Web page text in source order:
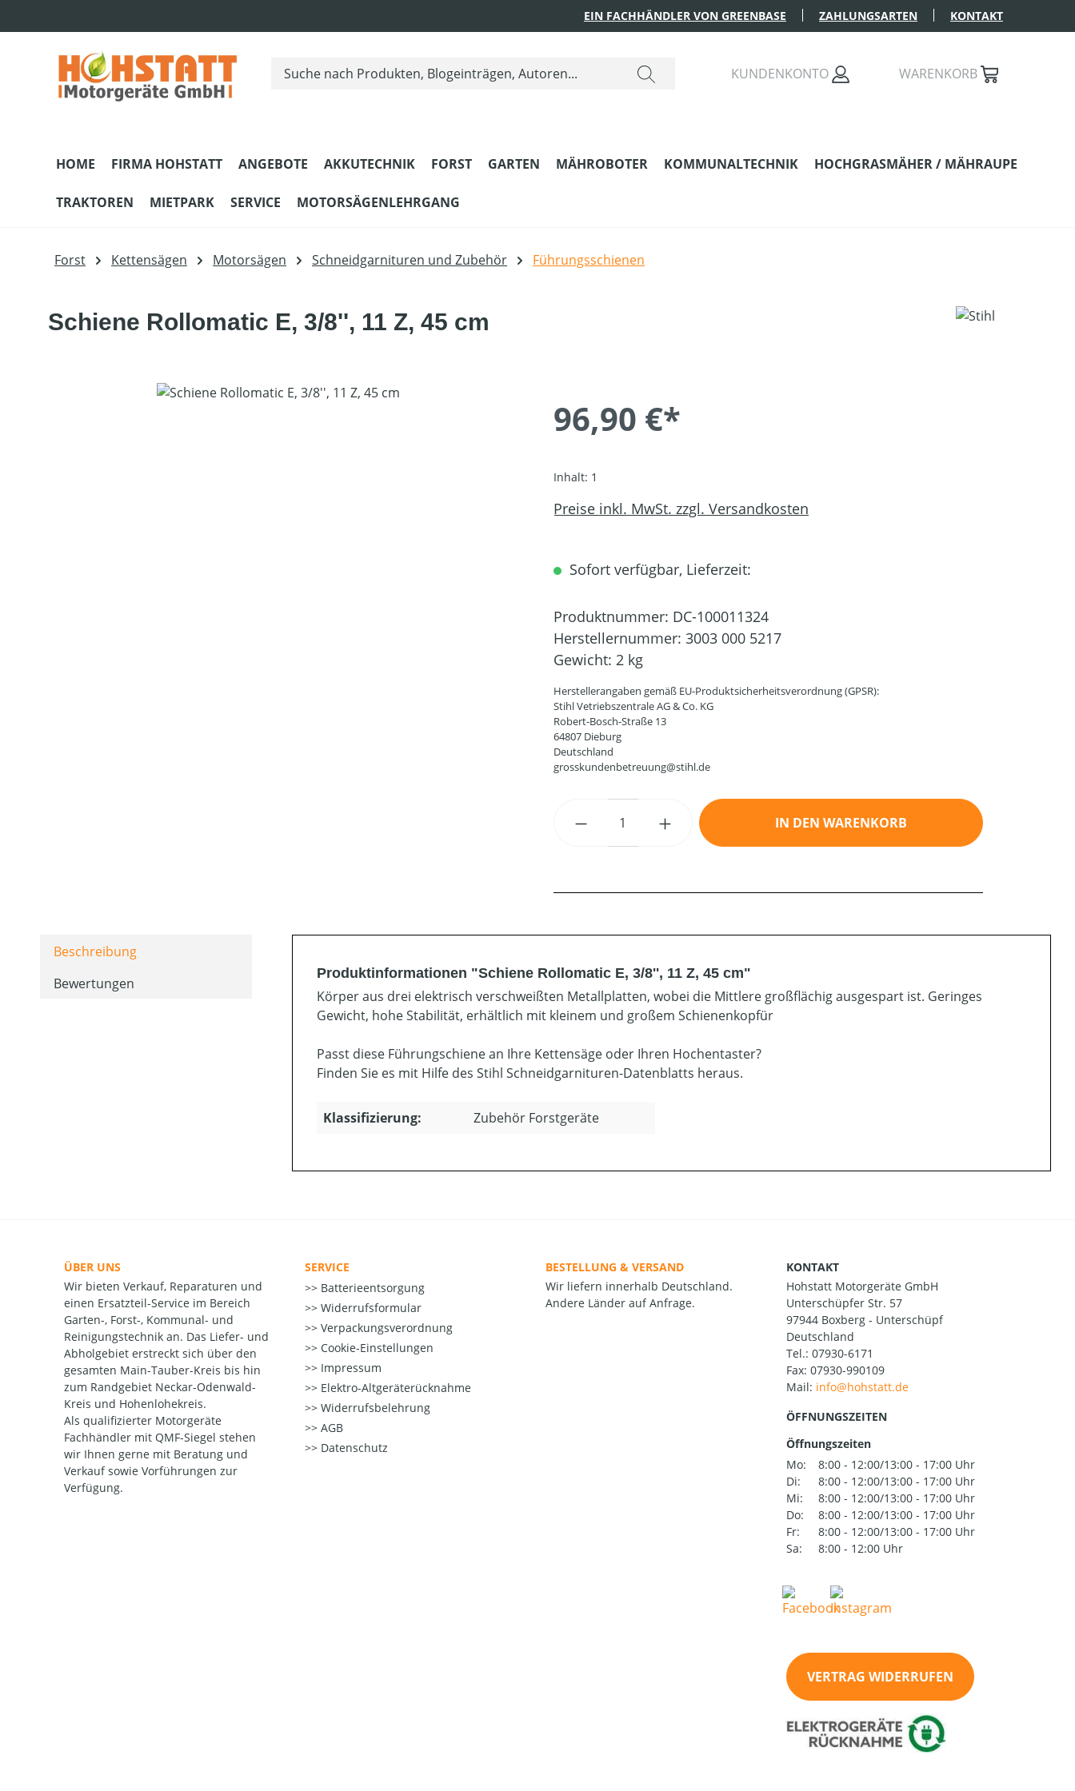
EIN FACHHÄNDLER VON GREENBASE ZAHLUNGSARTEN KONTAKT
KUNDENKONTO WARENKORB
HOME FIRMA HOHSTATT ANGEBOTE AKKUTECHNIK FORST GARTEN MÄHROBOTER KOMMUNALTECHNIK HOCHGRASMÄHER / MÄHRAUPE
TRAKTOREN MIETPARK SERVICE MOTORSÄGENLEHRGANG
Forst Kettensägen Motorsägen Schneidgarnituren und Zubehör Führungsschienen
Schiene Rollomatic E, 3/8'', 11 Z, 45 cm
Bildergalerie überspringen
96,90 €*
Inhalt: 1
Preise inkl. MwSt. zzgl. Versandkosten
Sofort verfügbar, Lieferzeit:
Produktnummer: DC-100011324
Herstellernummer: 3003 000 5217
Gewicht: 2 kg
Herstellerangaben gemäß EU-Produktsicherheitsverordnung (GPSR):
Stihl Vetriebszentrale AG & Co. KG
Robert-Bosch-Straße 13
64807 Dieburg
Deutschland
grosskundenbetreuung@stihl.de
Produkt Anzahl: Gib den gewünschten Wert ein oder
IN DEN WARENKORB
Beschreibung
Bewertungen
Produktinformationen "Schiene Rollomatic E, 3/8'', 11 Z, 45 cm"
Körper aus drei elektrisch verschweißten Metallplatten, wobei die Mittlere großflächig ausgespart ist. Geringes
Gewicht, hohe Stabilität, erhältlich mit kleinem und großem Schienenkopfür
Passt diese Führungschiene an Ihre Kettensäge oder Ihren Hochentaster?
Finden Sie es mit Hilfe des Stihl Schneidgarnituren-Datenblatts heraus.
Klassifizierung: Zubehör Forstgeräte
ÜBER UNS
Wir bieten Verkauf, Reparaturen und
einen Ersatzteil-Service im Bereich
Garten-, Forst-, Kommunal- und
Reinigungstechnik an. Das Liefer- und
Abholgebiet erstreckt sich über den
gesamten Main-Tauber-Kreis bis hin
zum Randgebiet Neckar-Odenwald-
Kreis und Hohenlohekreis.
Als qualifizierter Motorgeräte
Fachhändler mit QMF-Siegel stehen
wir Ihnen gerne mit Beratung und
Verkauf sowie Vorführungen zur
Verfügung.
SERVICE
Batterieentsorgung
Widerrufsformular
Verpackungsverordnung
Cookie-Einstellungen
Impressum
Elektro-Altgeräterücknahme
Widerrufsbelehrung
AGB
Datenschutz
BESTELLUNG & VERSAND
Wir liefern innerhalb Deutschland.
Andere Länder auf Anfrage.
KONTAKT
Hohstatt Motorgeräte GmbH
Unterschüpfer Str. 57
97944 Boxberg - Unterschüpf
Deutschland
Tel.: 07930-6171
Fax: 07930-990109
Mail:
ÖFFNUNGSZEITEN
Öffnungszeiten
Mo:
8:00 - 12:00/13:00 - 17:00 Uhr
Di:
8:00 - 12:00/13:00 - 17:00 Uhr
Mi:
8:00 - 12:00/13:00 - 17:00 Uhr
Do:
8:00 - 12:00/13:00 - 17:00 Uhr
Fr:
8:00 - 12:00/13:00 - 17:00 Uhr
Sa:
8:00 - 12:00 Uhr
VERTRAG WIDERRUFEN